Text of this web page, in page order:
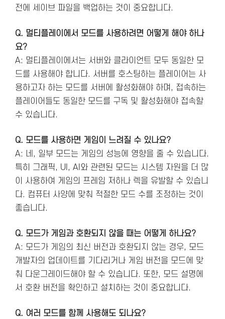
전에 세이브 파일을 백업하는 것이 중요합니다.
Q. 멀티플레이에서 모드를 사용하려면 어떻게 해야 하나
요?
A: 멀티플레이에서는 서버와 클라이언트 모두 동일한 모
드를 사용해야 합니다. 서버를 호스팅하는 플레이어는 사
용하고자 하는 모드를 서버에 활성화해야 하며, 접속하는
플레이어들도 동일한 모드를 구독 및 활성화해야 접속할
수 있습니다.
Q. 모드를 사용하면 게임이 느려질 수 있나요?
A: 네, 일부 모드는 게임의 성능에 영향을 줄 수 있습니다.
특히 그래픽, UI, AI와 관련된 모드는 시스템 자원을 더 많
이 사용하여 게임의 프레임 저하나 렉을 유발할 수 있습니
다. 컴퓨터 사양에 맞춰 적절한 모드 수를 조정하는 것이
좋습니다.
Q. 모드가 게임과 호환되지 않을 때는 어떻게 하나요?
A: 모드가 게임의 최신 버전과 호환되지 않는 경우, 모드
개발자의 업데이트를 기다리거나 게임 버전을 모드에 맞
춰 다운그레이드해야 할 수 있습니다. 또한, 모드 설명에
서 호환 버전을 확인하고 설치하는 것이 중요합니다.
Q. 여러 모드를 함께 사용해도 되나요?